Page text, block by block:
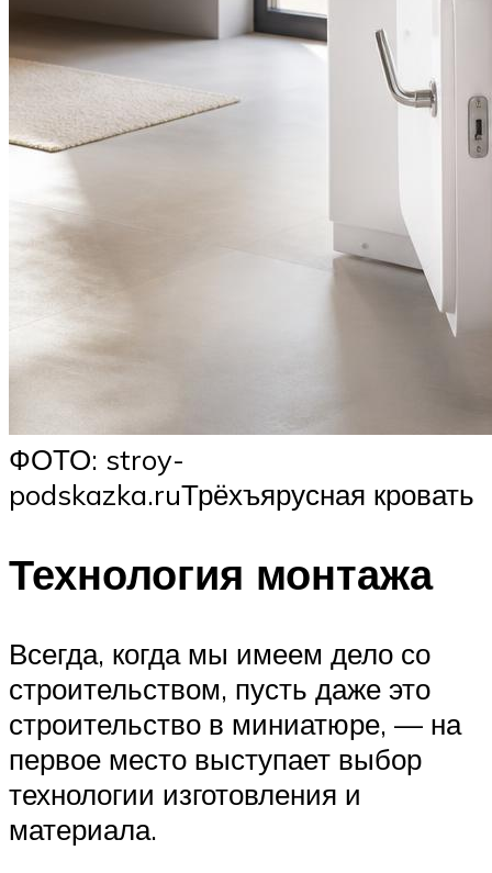
ФОТО: stroy-
podskazka.ruТрёхъярусная кровать
Технология монтажа
Всегда, когда мы имеем дело со
строительством, пусть даже это
строительство в миниатюре, — на
первое место выступает выбор
технологии изготовления и
материала.